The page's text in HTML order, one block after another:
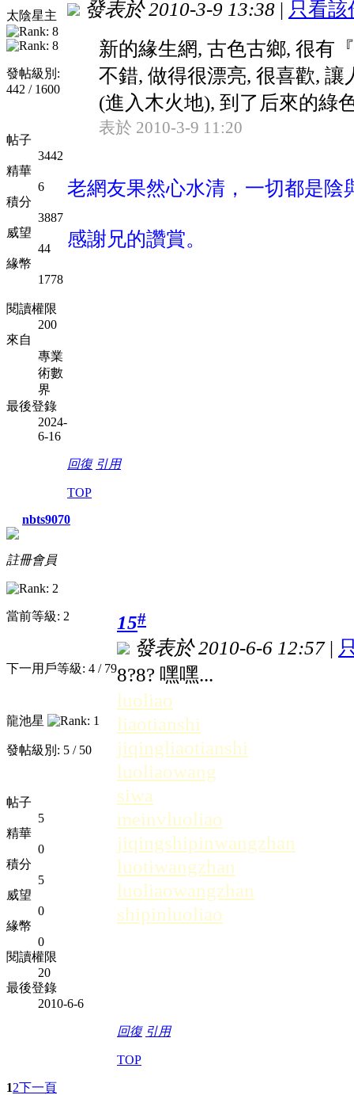
太陰星主
發帖級別:
442 / 1600
帖子
3442
精華
6
積分
3887
威望
44
緣幣
1778
閱讀權限
200
來自
專業
術數
界
最後登錄
2024-
6-16
發表於 2010-3-9 13:38 | 只看該
新的緣生網, 古色古鄉, 很有
不錯, 做得很漂亮, 很喜歡, 讓
(進入木火地), 到了后來的綠
表於 2010-3-9 11:20
老網友果然心水清，一切都是陰
感謝兄的讚賞。
回復 引用
TOP
nbts9070
註冊會員
當前等級: 2
下一用戶等級: 4 / 79
龍池星
發帖級別: 5 / 50
帖子
5
精華
0
積分
5
威望
0
緣幣
0
閱讀權限
20
最後登錄
2010-6-6
15#
發表於 2010-6-6 12:57|
8?8? 嘿嘿...
luoliao
liaotianshi
jiqingliaotianshi
luoliaowang
siwa
meinvluoliao
jiqingshipinwangzhan
luotiwangzhan
luoliaowangzhan
shipinluoliao
回復 引用
TOP
12下一頁